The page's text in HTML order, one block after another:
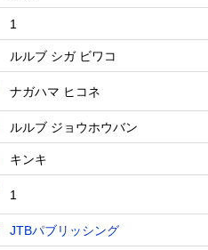
1
ルルブ シガ ビワコ
ナガハマ ヒコネ
ルルブ ジョウホウバン
キンキ
1
JTBパブリッシング